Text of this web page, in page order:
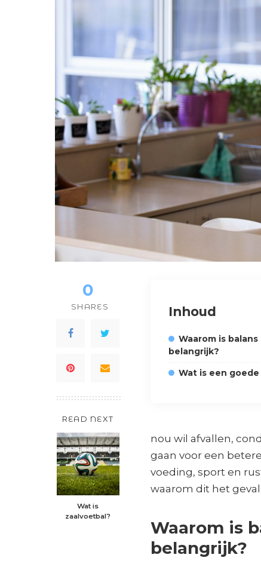
0
SHARES
READ NEXT
Wat is
zaalvoetbal?
Inhoud
Waarom is
belangrijk?
Wat is een
nou wil afvallen,
gaan voor een
voeding, sport en
waarom dit het
Waarom is
belangrijk?